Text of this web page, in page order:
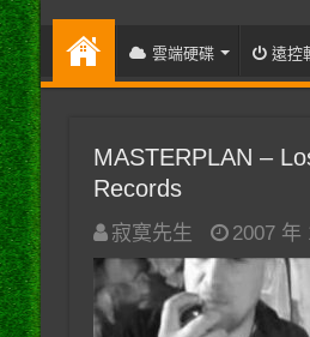
雲端硬碟 遠控
MASTERPLAN –
Records
寂寞先生 2007 年